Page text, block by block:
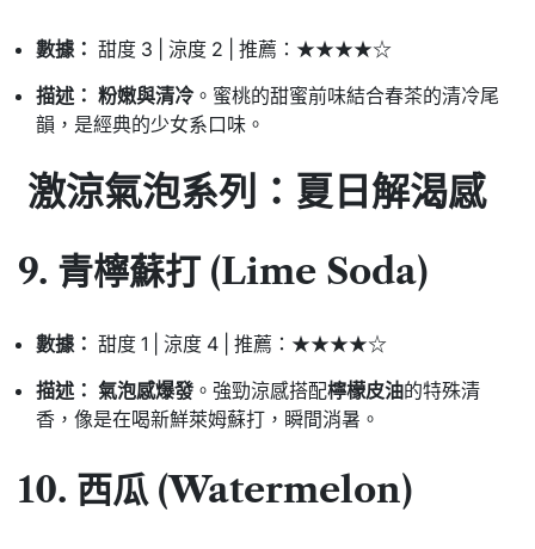
數據： 甜度 3 | 涼度 2 | 推薦：★★★★☆
描述： 粉嫩與清冷。蜜桃的甜蜜前味結合春茶的清冷尾
韻，是經典的少女系口味。
激涼氣泡系列：夏日解渴感
9. 青檸蘇打 (Lime Soda)
數據： 甜度 1 | 涼度 4 | 推薦：★★★★☆
描述： 氣泡感爆發 。強勁涼感搭配檸檬皮油的特殊清
香，像是在喝新鮮萊姆蘇打，瞬間消暑。
10. 西瓜 (Watermelon)